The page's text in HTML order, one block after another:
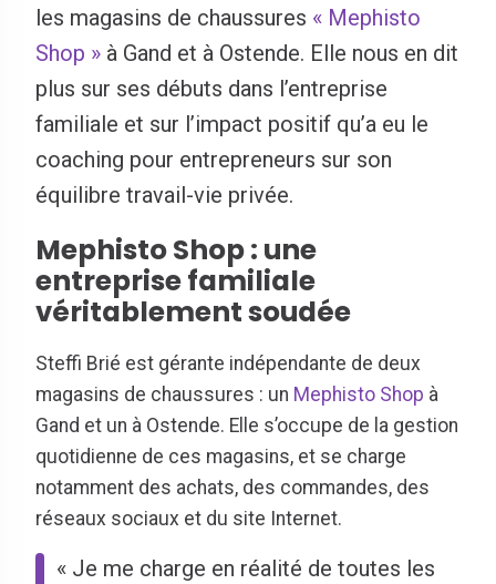
les magasins de chaussures « Mephisto
Shop » à Gand et à Ostende. Elle nous en dit
plus sur ses débuts dans l’entreprise
familiale et sur l’impact positif qu’a eu le
coaching pour entrepreneurs sur son
équilibre travail-vie privée.
Mephisto Shop : une
entreprise familiale
véritablement soudée
Steffi Brié est gérante indépendante de deux
magasins de chaussures : un Mephisto Shop à
Gand et un à Ostende. Elle s’occupe de la gestion
quotidienne de ces magasins, et se charge
notamment des achats, des commandes, des
réseaux sociaux et du site Internet.
« Je me charge en réalité de toutes les